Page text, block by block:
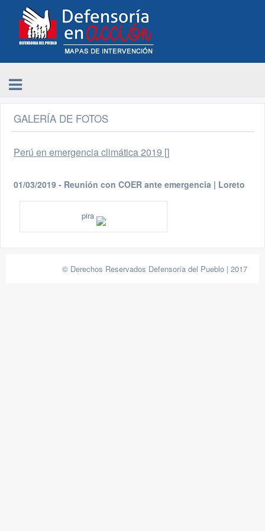
GALERÍA DE FOTOS
Perú en emergencia climática 2019 []
01/03/2019 - Reunión con COER ante emergencia | Loreto
pira
© Derechos Reservados Defensoría del Pueblo | 2017